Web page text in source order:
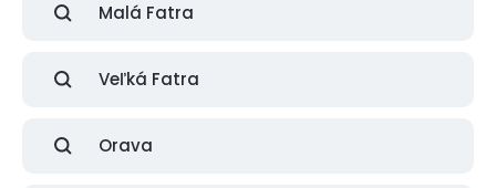
Malá Fatra
Veľká Fatra
Orava